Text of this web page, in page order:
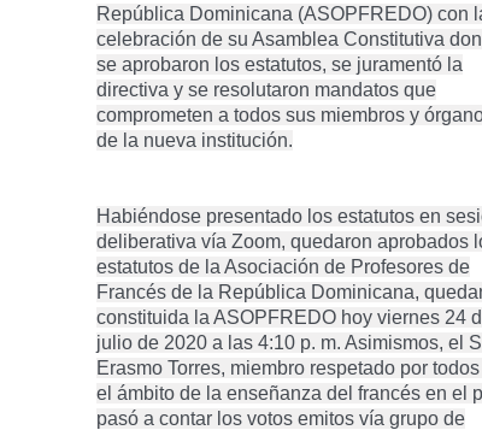
República Dominicana (ASOPFREDO) con
celebración de su Asamblea Constitutiva
se aprobaron los estatutos, se juramentó la
directiva y se resolutaron mandatos que
comprometen a todos sus miembros y
de la nueva institución.
Habiéndose presentado los estatutos en
deliberativa vía Zoom, quedaron aprobados
estatutos de la Asociación de Profesores de
Francés de la República Dominicana,
constituida la ASOPFREDO hoy viernes 24
julio de 2020 a las 4:10 p. m. Asimismos, el
Erasmo Torres, miembro respetado por
el ámbito de la enseñanza del francés en el
pasó a contar los votos emitos vía grupo de